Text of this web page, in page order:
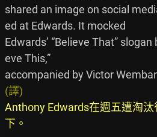
shared an image on social
ed at Edwards. It mocked
Edwards’ “Believe That”
eve This,”
(譯)
Anthony Edwards在週五遭淘
下。